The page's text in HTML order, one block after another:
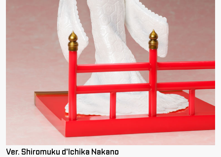
Ver. Shiromuku d'Ichika Nakano